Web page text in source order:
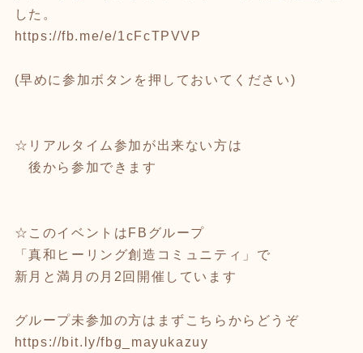
した。
https://fb.me/e/1cFcTPVVP
(早めに参加ボタンを押しておいてください)
☆リアルタイム参加が出来ない方は
後から参加できます
☆このイベントはFBグループ
「真和ヒーリング創造コミュニティ」で
新月と満月の月2回開催しています
グループ未参加の方はまずこちらからどうぞ
https://bit.ly/fbg_mayukazuy